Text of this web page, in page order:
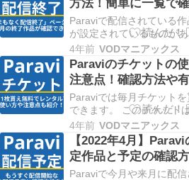
たいときもあると思いま
© 2022 VODマニアック
方法！簡単に一覧で
る
Paraviで配信されている作
が設定されているものが
期間が終了してしまうと視
なくなってしまいます。
た作品が無くなっている！
事にならないために、配信
Copyright © 2022 VODマ
All Righ…
4年前 VODマニアックス
Paraviのチケットの
注意点！確認方法や
なども紹介
Paraviでは毎月チケット
できます。 このチケット
か？ どのようにチケット
いのか？ チケットについ
明していきます。 パラビ
って何なの？ ... Copyright
VODマニアックス All
4年前 VODマニアックス
【2022年4月】
定作品と予定の確認方
Paraviで今月や来月に配